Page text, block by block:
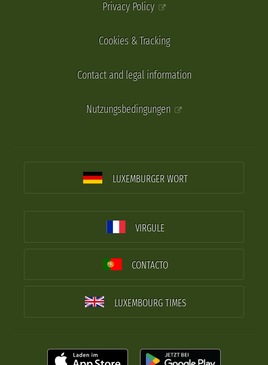
Privacy Policy
Cookies & Tracking
Contact and legal information
Nutzungsbedingungen
LUXEMBURGER WORT
VIRGULE
CONTACTO
LUXEMBOURG TIMES